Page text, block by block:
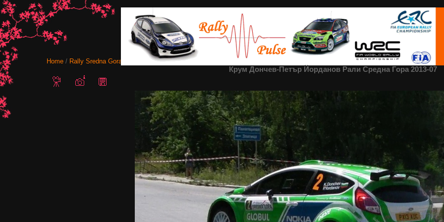
Home / Rally Sredna Gora 2013 / Крум Дончев-Петър Йорданов Рали Средна Гора 2013-07
Крум Дончев-Петър Йорданов Рали Средна Гора 2013-07